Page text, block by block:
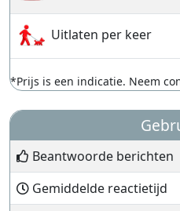
Uitlaten per keer
*Prijs is een indicatie. Neem
Beantwoorde berichten
Gemiddelde reactietijd